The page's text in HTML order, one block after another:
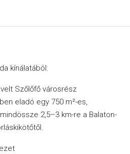
kínálatából:
Szőlőfő városrész
eladó egy 750 m²-es,
2,5–3 km-re a Balaton-